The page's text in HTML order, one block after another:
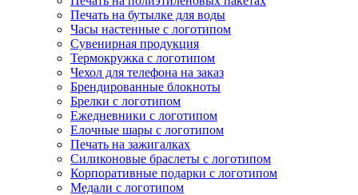
Печать на бутылке для воды
Часы настенные с логотипом
Сувенирная продукция
Термокружка с логотипом
Чехол для телефона на заказ
Брендированные блокноты
Брелки с логотипом
Ежедневники с логотипом
Елочные шары с логотипом
Печать на зажигалках
Силиконовые браслеты с логотипом
Корпоративные подарки с логотипом
Медали с логотипом